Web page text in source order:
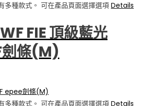
多種款式。 可在產品頁面選擇選項 Details
FIE 頂級藍光
條(M)
多種款式。 可在產品頁面選擇選項 Details